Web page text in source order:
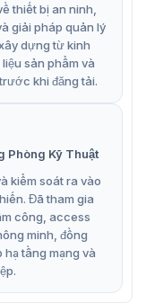
barier tuong
Yilong.
động hàng
cải tiến các vòng
Chịu được tác
trường bên ngoài
thiết bị an ninh,
giải pháp quản lý
dựng từ kinh
sản phẩm và
khi đăng tải.
Phòng Kỹ Thuật
kiểm soát ra vào
Đã tham gia
công, access
minh, đồng
tầng mạng và